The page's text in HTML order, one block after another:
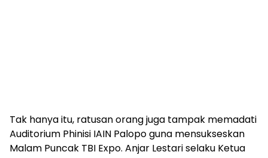
Tak hanya itu, ratusan orang juga tampak memadati
Auditorium Phinisi IAIN Palopo guna mensukseskan
Malam Puncak TBI Expo. Anjar Lestari selaku Ketua